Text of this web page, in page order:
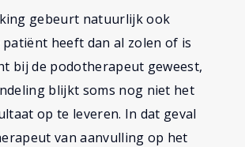
gebeurt natuurlijk ook
patiënt heeft dan al zolen of is
bij de podotherapeut geweest,
blijkt soms nog niet het
op te leveren. In dat geval
van aanvulling op het